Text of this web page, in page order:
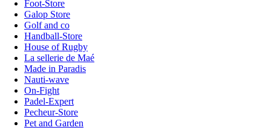
Foot-Store
Galop Store
Golf and co
Handball-Store
House of Rugby
La sellerie de Maé
Made in Paradis
Nauti-wave
On-Fight
Padel-Expert
Pecheur-Store
Pet and Garden